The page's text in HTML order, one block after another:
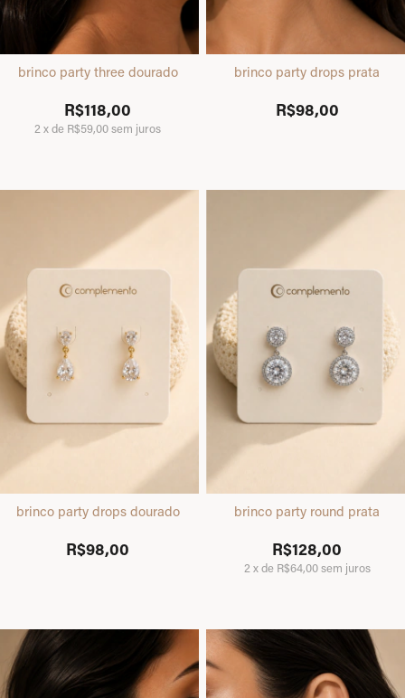
brinco party three dourado
R$118,00
2xde R$59,00sem juros
brinco party drops prata
R$98,00
brinco party drops dourado
R$98,00
brinco party round prata
R$128,00
2 xde R$64,00sem juros